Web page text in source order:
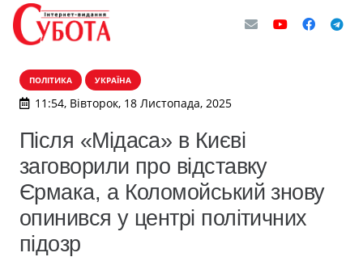
ПОЛІТИКА УКРАЇНА
11:54, Вівторок, 18 Листопада, 2025
Після «Мідаса» в Києві
заговорили про відставку
Єрмака, а Коломойський знову
опинився у центрі політичних
підозр